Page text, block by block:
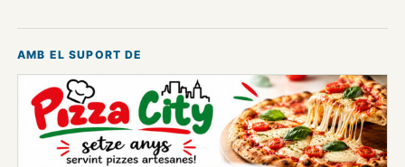
AMB EL SUPORT DE